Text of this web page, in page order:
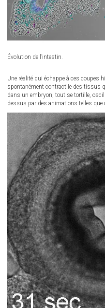
Évolution de l’intestin.
Une réalité qui échappe à ces coupes
spontanément contractile des tissus
dans un embryon, tout se tortille,
dessus par des animations telles que